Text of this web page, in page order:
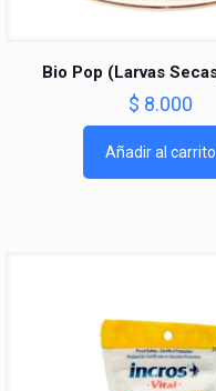
Bio Pop (Larvas
$ 8.000
Añadir al carrito